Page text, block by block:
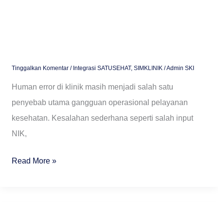
Tinggalkan Komentar / Integrasi SATUSEHAT, SIMKLINIK /Admin SKI
Human error di klinik masih menjadi salah satu
penyebab utama gangguan operasional pelayanan
kesehatan. Kesalahan sederhana seperti salah input
NIK,
Read More »